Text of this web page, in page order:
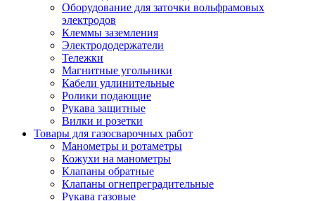
Оборудование для заточки вольфрамовых
электродов
Клеммы заземления
Электрододержатели
Тележки
Магнитные угольники
Кабели удлинительные
Ролики подающие
Рукава защитные
Вилки и розетки
Товары для газосварочных работ
Манометры и ротаметры
Кожухи на манометры
Клапаны обратные
Клапаны огнепреградительные
Рукава газовые